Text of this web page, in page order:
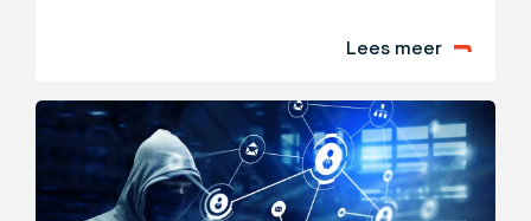
Transport en Logistiek ziet hier de noodzaak van
in. Daarom komen een aantal 'vitaliteitstrainingen'
in 2024 in aanmerking voor SOOB-subsidie! Een
mooie kans om tegen een gereduceerde prijs te
Lees meer